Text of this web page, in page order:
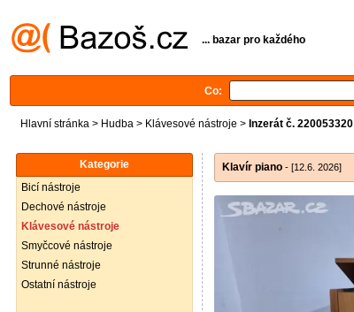
... bazar pro každého
Co:
Hlavní stránka > Hudba > Klávesové nástroje > Inzerát č. 220053320
Kategorie
Bicí nástroje
Dechové nástroje
Klávesové nástroje
Smyčcové nástroje
Strunné nástroje
Ostatní nástroje
Klavír piano - [12.6. 2026]